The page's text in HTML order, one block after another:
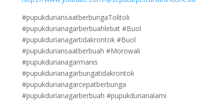
#pupukduriansaatberbungaTolitoli
#pupukdurianagarberbuahlebat #Buol
#pupukdurianagartidakrontok #Buol
#pupukduriansaatberbuah #Morowali
#pupukdurianagarmanis
#pupukdurianagarbungatidakrontok
#pupukdurianagarcepatberbunga
#pupukdurianagarberbuah #pupukdurianalami